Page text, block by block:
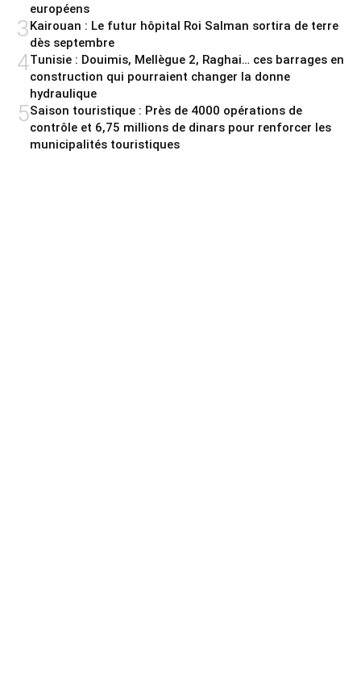
européens
3Kairouan : Le futur hôpital Roi Salman sortira de terre
dès septembre
4Tunisie : Douimis, Mellègue 2, Raghai… ces barrages en
construction qui pourraient changer la donne
hydraulique
5Saison touristique : Près de 4000 opérations de
contrôle et 6,75 millions de dinars pour renforcer les
municipalités touristiques